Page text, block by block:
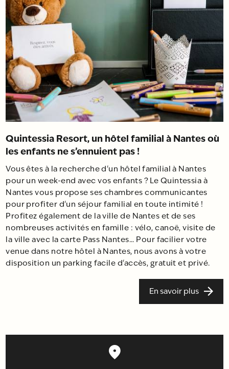
Quintessia Resort, un hôtel familial à Nantes où
les enfants ne s’ennuient pas !
Vous êtes à la recherche d'un hôtel familial à Nantes
pour un week-end avec vos enfants ? Le Quintessia à
Nantes vous propose ses chambres communicantes
pour profiter d'un séjour familial en toute intimité !
Profitez également de la ville de Nantes et de ses
nombreuses activités en famille : vélo, canoë, visite de
la ville avec la carte Pass Nantes... Pour facilier votre
venue dans notre hôtel à Nantes, nous avons à votre
disposition un parking facile d'accès, gratuit et privé.
En savoir plus